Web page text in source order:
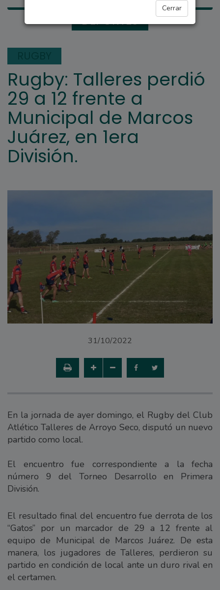
Cerrar
DEPORTES
Rugby: Talleres perdió
29 a 12 frente a
Municipal de Marcos
Juárez, en 1era
División.
31/10/2022
En la jornada de ayer domingo, el Rugby del Club
Atlético Talleres de Arroyo Seco, disputó un nuevo
partido como local.
El encuentro fue correspondiente a la fecha
número 9 del Torneo Desarrollo en Primera
División.
El resultado final del encuentro fue derrota de los
“Gatos” por un marcador de 29 a 12 frente al
equipo de Municipal de Marcos Juárez. De esta
manera, los jugadores de Talleres, perdieron su
partido en condición de local ante un duro rival en
el certamen.